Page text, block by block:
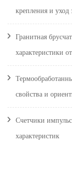
крепления и уход
Гранитная
характеристики
свойства и
Счетчики
характеристик